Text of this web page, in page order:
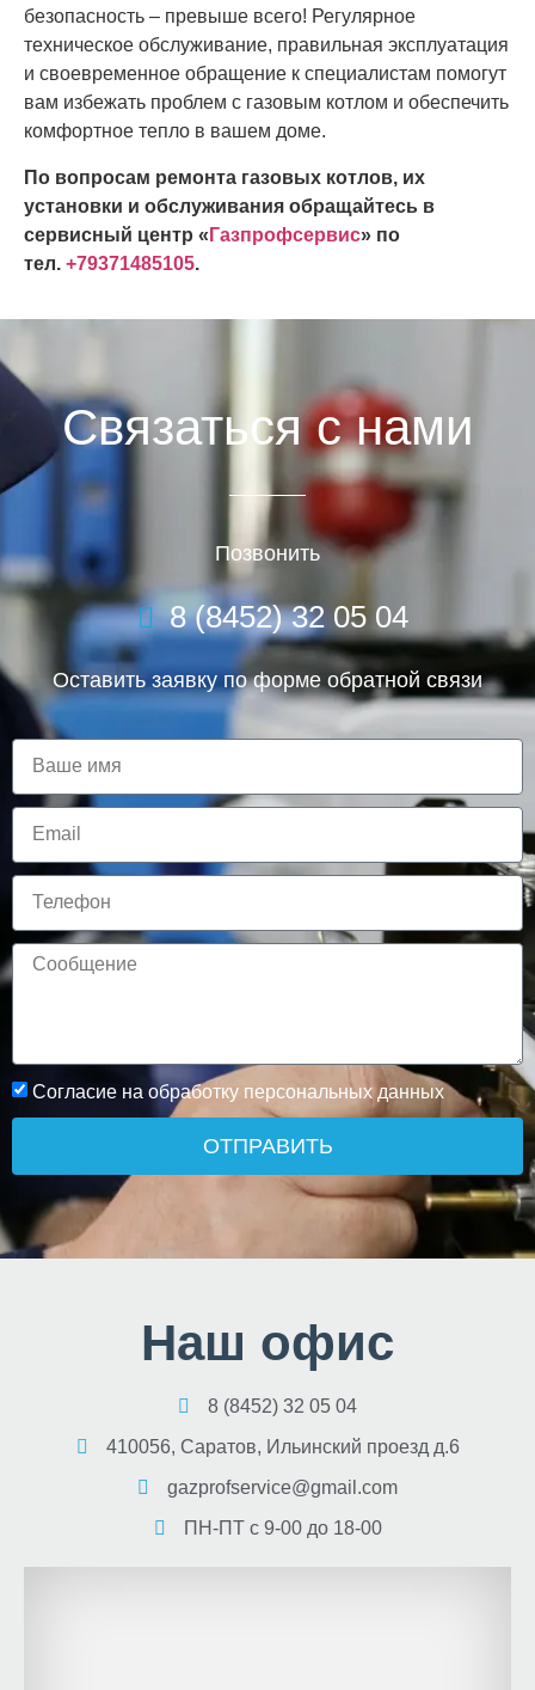
безопасность – превыше всего! Регулярное
техническое обслуживание, правильная эксплуатация
и своевременное обращение к специалистам помогут
вам избежать проблем с газовым котлом и обеспечить
комфортное тепло в вашем доме.
По вопросам ремонта газовых котлов, их
установки и обслуживания обращайтесь в
сервисный центр « Газпрофсервис» по
тел. +79371485105.
Связаться с нами
Позвонить
8 (8452) 32 05 04
Оставить заявку по форме обратной связи
Согласие на обработку персональных данных
ОТПРАВИТЬ
Наш офис
8 (8452) 32 05 04
410056, Саратов, Ильинский проезд д.6
gazprofservice@gmail.com
ПН-ПТ с 9-00 до 18-00